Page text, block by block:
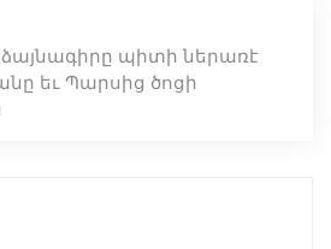
պիտի ներառէ
եւ Պարսից ծոցի